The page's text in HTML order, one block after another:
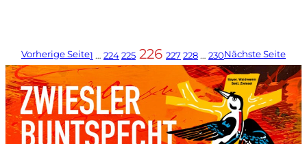
Vorherige Seite1 … 224225 226 227228… 230Nächste Seite